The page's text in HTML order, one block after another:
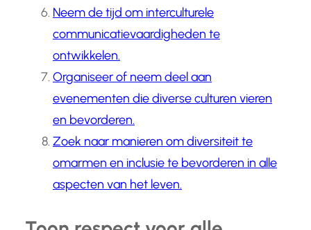
Neem de tijd om interculturele
communicatievaardigheden te
ontwikkelen.
Organiseer of neem deel aan
evenementen die diverse culturen vieren
en bevorderen.
Zoek naar manieren om diversiteit te
omarmen en inclusie te bevorderen in alle
aspecten van het leven.